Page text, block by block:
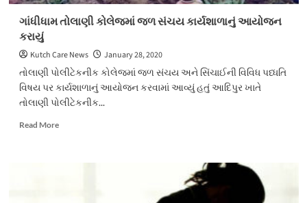
ગાંધીધામ તોલાણી કોલેજમાં જળ સંચય કાર્યશાળાનું આયોજન
કરાયું
Kutch Care News
January 28, 2020
તોલાણી પોલીટેકનીક કોલેજમાં જળ સંચય અને સિંચાઈની વિવિધ પધ્ધતિ
વિષય પર કાર્યશાળાનું આયોજન કરવામાં આવ્યું હતું આદિપુર ખાતે
તોલાણી પોલીટેકનીક...
Read MoreRead
ગાંધીધામ